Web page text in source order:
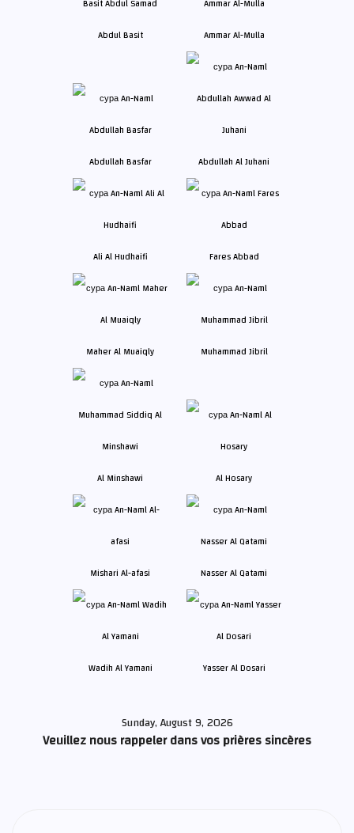
Abdul Basit Ammar Al-Mulla
Abdullah Basfar Abdullah Al Juhani
Ali Al Hudhaifi Fares Abbad
Maher Al Muaiqly Muhammad Jibril
Al Minshawi Al Hosary
Mishari Al-afasi Nasser Al Qatami
Wadih Al Yamani Yasser Al Dosari
Sunday, August 9, 2026
Veuillez nous rappeler dans vos prières sincères